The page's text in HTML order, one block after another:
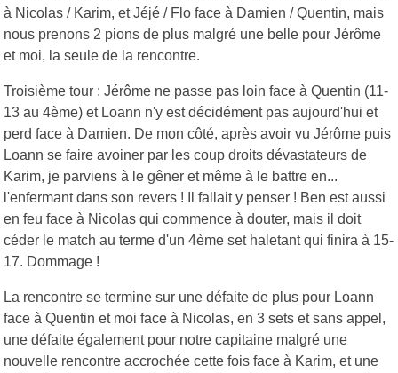
à Nicolas / Karim, et Jéjé / Flo face à Damien / Quentin, mais
nous prenons 2 pions de plus malgré une belle pour Jérôme
et moi, la seule de la rencontre.
Troisième tour : Jérôme ne passe pas loin face à Quentin (11-
13 au 4ème) et Loann n'y est décidément pas aujourd'hui et
perd face à Damien. De mon côté, après avoir vu Jérôme puis
Loann se faire avoiner par les coup droits dévastateurs de
Karim, je parviens à le gêner et même à le battre en...
l'enfermant dans son revers ! Il fallait y penser ! Ben est aussi
en feu face à Nicolas qui commence à douter, mais il doit
céder le match au terme d'un 4ème set haletant qui finira à 15-
17. Dommage !
La rencontre se termine sur une défaite de plus pour Loann
face à Quentin et moi face à Nicolas, en 3 sets et sans appel,
une défaite également pour notre capitaine malgré une
nouvelle rencontre accrochée cette fois face à Karim, et une